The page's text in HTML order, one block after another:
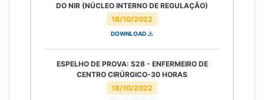
18/10/2022
DO NIR (NÚCLEO INTERNO DE REGULAÇÃO)
DOWNLOAD
18/10/2022
ESPELHO DE PROVA: S28 - ENFERMEIRO DE
CENTRO CIRÚRGICO-30 HORAS